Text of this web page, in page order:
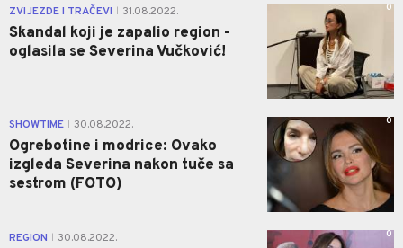
ZVIJEZDE I TRAČEVI 31.08.2022.
Skandal koji je zapalio region -
oglasila se Severina Vučković!
0
SHOWTIME 30.08.2022.
Ogrebotine i modrice: Ovako
izgleda Severina nakon tuče sa
sestrom (FOTO)
0
REGION 30.08.2022. 0